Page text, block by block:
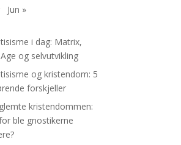
Jun »
i dag: Matrix,
og selvutvikling
og kristendom: 5
forskjeller
kristendommen:
ble gnostikerne